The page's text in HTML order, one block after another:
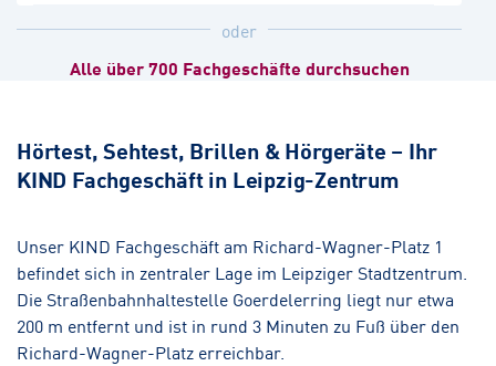
Hörakustik
Hörakustik
oder
Alle über 700 Fachgeschäfte durchsuchen
Hörtest, Sehtest, Brillen & Hörgeräte – Ihr
KIND Fachgeschäft in Leipzig-Zentrum
Unser KIND Fachgeschäft am Richard-Wagner-Platz 1
befindet sich in zentraler Lage im Leipziger Stadtzentrum.
Die Straßenbahnhaltestelle Goerdelerring liegt nur etwa
200 m entfernt und ist in rund 3 Minuten zu Fuß über den
Richard-Wagner-Platz erreichbar.